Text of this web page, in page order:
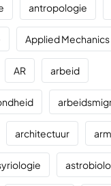
antropologie
Applied Mechanics
AR arbeid
architectuur